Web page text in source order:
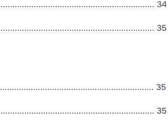
34
35
35
35